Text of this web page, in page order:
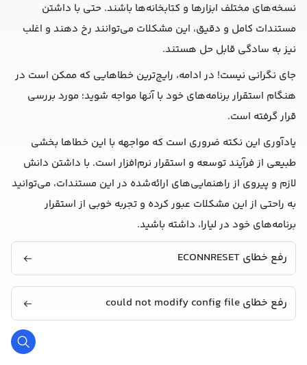
نسخه‌های مختلف ابزارها و کتابخانه‌ها باشند. حتی با داشتن
مستندات کامل و دقیق، این مشکلات می‌توانند رخ دهند و اغلب
نیز به سادگی قابل حل هستند.
جای نگرانی نیست! در ادامه، رایج‌ترین خطاهایی که ممکن است در
هنگام استقرار برنامه‌های خود با آنها مواجه شوید؛ مورد بررسی
قرار گرفته است.
یادآوری این نکته ضروری است که مواجهه با این خطاها بخشی
طبیعی از فرآیند توسعه و استقرار نرم‌افزار است. با داشتن دانش
لازم و پیروی از راهنمایی‌های ارائه‌شده در این مستندات، می‌توانید
به راحتی از این مشکلات عبور کرده و تجربه خوبی از استقرار
برنامه‌های خود در لیارا، داشته باشید.
رفع خطای ECONNRESET
رفع خطای could not modify config file